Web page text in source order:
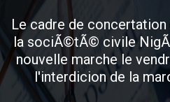
Le cadre de
la sociÃ©tÃ© civile
nouvelle marche le
l'interdicion de la